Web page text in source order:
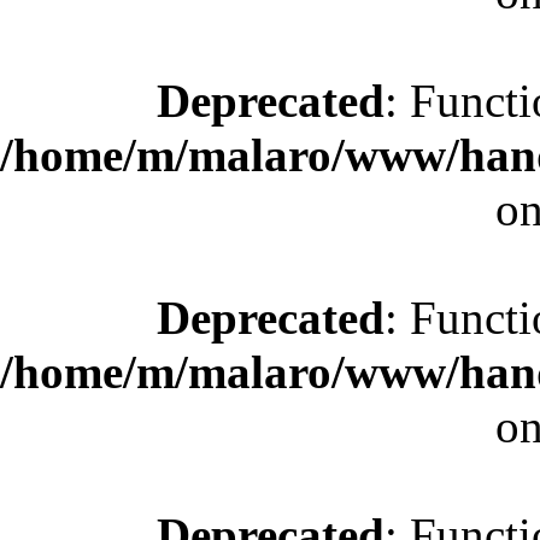
Deprecated:
/home/m/malaro/www/
Deprecated:
/home/m/malaro/www/